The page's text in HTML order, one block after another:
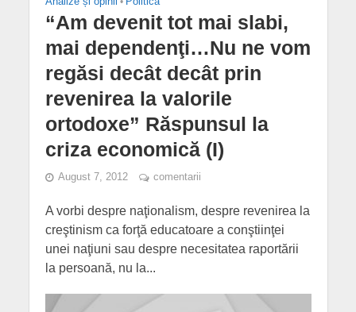
“Am devenit tot mai slabi,
mai dependenţi…Nu ne vom
regăsi decât decât prin
revenirea la valorile
ortodoxe” Răspunsul la
criza economică (I)
August 7, 2012 comentarii
A vorbi despre naţionalism, despre revenirea la
creştinism ca forţă educatoare a conştiinţei
unei naţiuni sau despre necesitatea raportării
la persoană, nu la...